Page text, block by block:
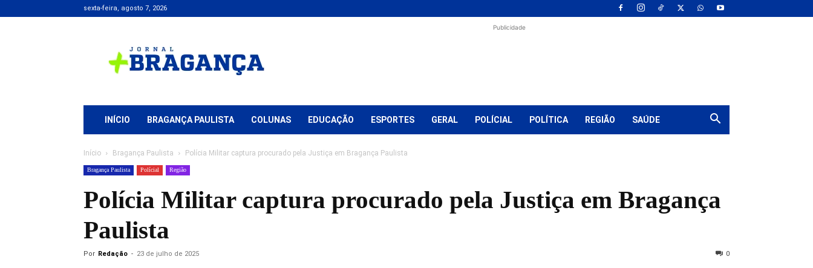
sexta-feira, agosto 7, 2026
+
Bragança
Publicidade
INÍCIO BRAGANÇA PAULISTA COLUNAS EDUCAÇÃO ESPORTES GERAL POLÍCIAL POLÍTICA REGIÃO SAÚDE
Início Bragança Paulista Polícia Militar captura procurado pela Justiça em Bragança Paulista
Bragança Paulista Polícial Região
Polícia Militar captura procurado pela Justiça em Bragança
Paulista
Por Redação - 23 de julho de 2025 0